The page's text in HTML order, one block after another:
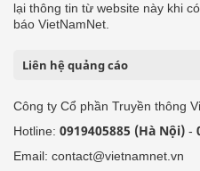
lại thông tin từ website này khi
báo VietNamNet.
Liên hệ quảng cáo
Công ty Cổ phần Truyền thông
Hotline: 0919405885 (Hà Nội) -
Email: contact@vietnamnet.vn